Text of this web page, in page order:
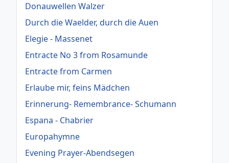
Donauwellen Walzer
Durch die Waelder, durch die Auen
Elegie - Massenet
Entracte No 3 from Rosamunde
Entracte from Carmen
Erlaube mir, feins Mädchen
Erinnerung- Remembrance- Schumann
Espana - Chabrier
Europahymne
Evening Prayer-Abendsegen